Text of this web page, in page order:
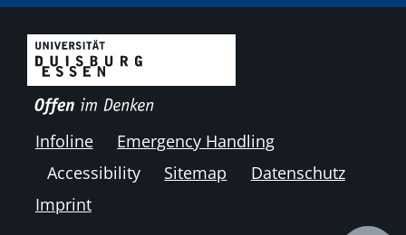
Infoline
Emergency Handling
Accessibility
Sitemap
Datenschutz
Imprint